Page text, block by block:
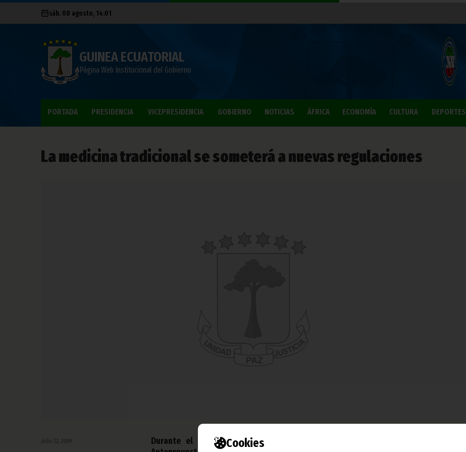
Cookies
sáb. 08 agosto, 14:01
GUINEA ECUATORIAL
Página Web Institucional del Gobierno
PORTADA PRESIDENCIA VICEPRESIDENCIA GOBIERNO NOTICIAS ÁFRICA ECONOMÍA CULTURA DEPORTES
La medicina tradicional se someterá a nuevas regulaciones
julio 22, 2009
Durante el Consejo Interministerial celebrado ayer se presento el texto del